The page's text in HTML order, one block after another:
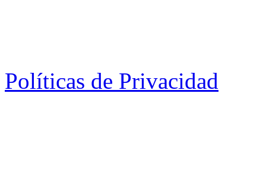
Políticas de Privacidad